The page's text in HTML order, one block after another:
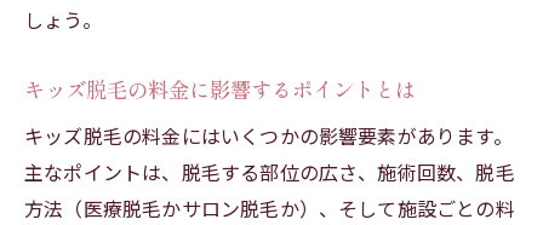
しょう。
キッズ脱毛の料金に影響するポイントとは
キッズ脱毛の料金にはいくつかの影響要素があります。
主なポイントは、脱毛する部位の広さ、施術回数、脱毛
方法（医療脱毛かサロン脱毛か）、そして施設ごとの料